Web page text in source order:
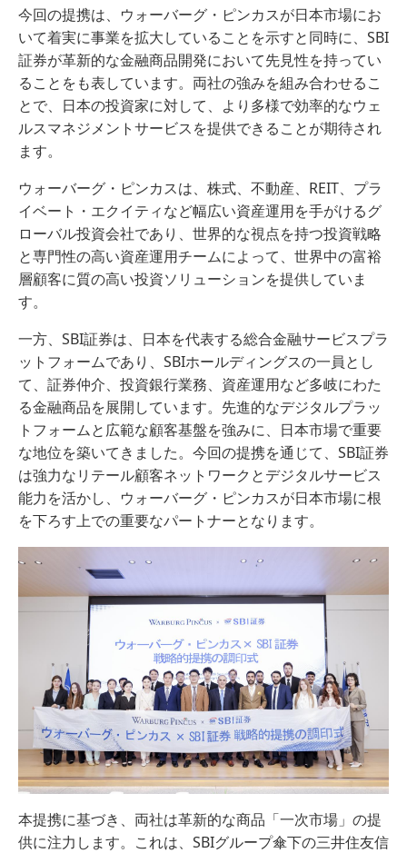
今回の提携は、ウォーバーグ・ピンカスが日本市場にお
いて着実に事業を拡大していることを示すと同時に、SBI
証券が革新的な金融商品開発において先見性を持ってい
ることをも表しています。両社の強みを組み合わせるこ
とで、日本の投資家に対して、より多様で効率的なウェ
ルスマネジメントサービスを提供できることが期待され
ます。
ウォーバーグ・ピンカスは、株式、不動産、REIT、プラ
イベート・エクイティなど幅広い資産運用を手がけるグ
ローバル投資会社であり、世界的な視点を持つ投資戦略
と専門性の高い資産運用チームによって、世界中の富裕
層顧客に質の高い投資ソリューションを提供していま
す。
一方、SBI証券は、日本を代表する総合金融サービスプラ
ットフォームであり、SBIホールディングスの一員とし
て、証券仲介、投資銀行業務、資産運用など多岐にわた
る金融商品を展開しています。先進的なデジタルプラッ
トフォームと広範な顧客基盤を強みに、日本市場で重要
な地位を築いてきました。今回の提携を通じて、SBI証券
は強力なリテール顧客ネットワークとデジタルサービス
能力を活かし、ウォーバーグ・ピンカスが日本市場に根
を下ろす上での重要なパートナーとなります。
本提携に基づき、両社は革新的な商品「一次市場」の提
供に注力します。これは、SBIグループ傘下の三井住友信